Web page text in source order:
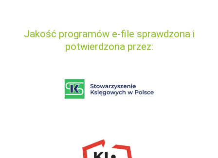
Jakość programów e-file sprawdzona i
potwierdzona przez: